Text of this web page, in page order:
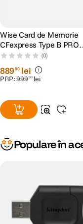
Wise Card de Memorie
CFexpress Type B PRO
160GB
(0)
88990 lei
PRP:999 90 lei
Populare în